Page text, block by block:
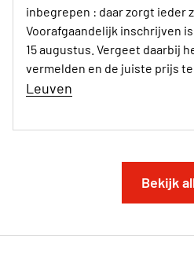
inbegrepen : daar zorgt ieder
Voorafgaandelijk inschrijven
15 augustus. Vergeet daarbij
vermelden en de juiste prijs
Leuven
Bekijk